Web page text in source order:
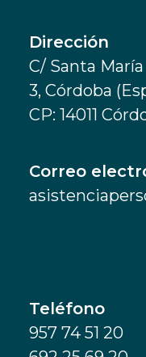
Dirección
C/ Santa
3, Córdoba
CP: 14011
Correo
Teléfono
957 74 51 20